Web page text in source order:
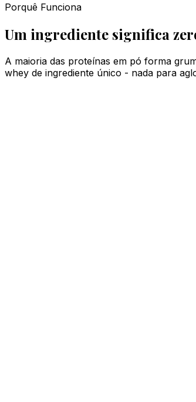
Porquê Funciona
Um ingrediente significa
A maioria das proteínas em pó forma
whey de ingrediente único - nada para